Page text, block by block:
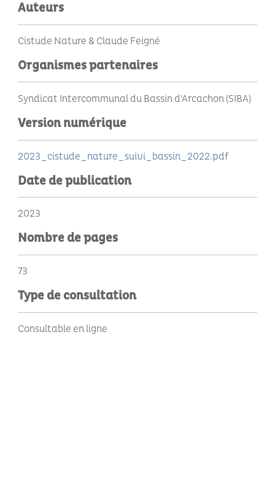
Auteurs
Cistude Nature & Claude Feigné
Organismes partenaires
Syndicat Intercommunal du Bassin d'Arcachon (SIBA)
Version numérique
2023_cistude_nature_suivi_bassin_2022.pdf
Date de publication
2023
Nombre de pages
73
Type de consultation
Consultable en ligne